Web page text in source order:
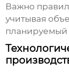
Важно
учитывая
планируемый